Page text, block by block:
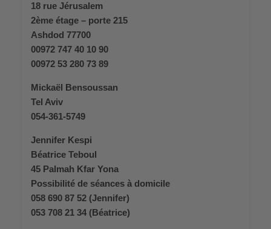
18 rue Jérusalem
2ème étage – porte 215
Ashdod 77700
00972 747 40 10 90
00972 53 280 73 89
Mickaël Bensoussan
Tel Aviv
054-361-5749
Jennifer Kespi
Béatrice Teboul
45 Palmah Kfar Yona
Possibilité de séances à domicile
058 690 87 52 (Jennifer)
053 708 21 34 (Béatrice)